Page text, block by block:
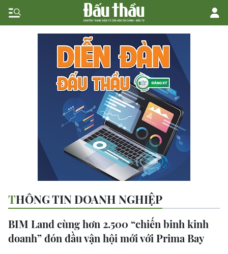
THÔNG TIN DOANH NGHIỆP
BIM Land cùng hơn 2.500 “chiến binh kinh
doanh” đón đầu vận hội mới với Prima Bay